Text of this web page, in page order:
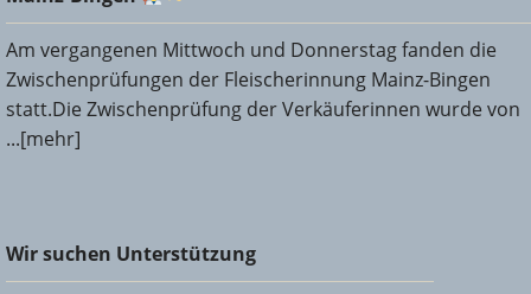
Am vergangenen Mittwoch und Donnerstag fanden die
Zwischenprüfungen der Fleischerinnung Mainz-Bingen
statt.Die Zwischenprüfung der Verkäuferinnen wurde von
...[mehr]
Wir suchen Unterstützung
Wir suchen Unterstützung